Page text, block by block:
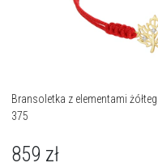
Bransoletka z elementami
375
859 zł